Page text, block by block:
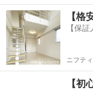
「実技問題」を解くこ
級対策講座です。
岐阜 岐阜市 そ
【格
【保
ニフテ
【初